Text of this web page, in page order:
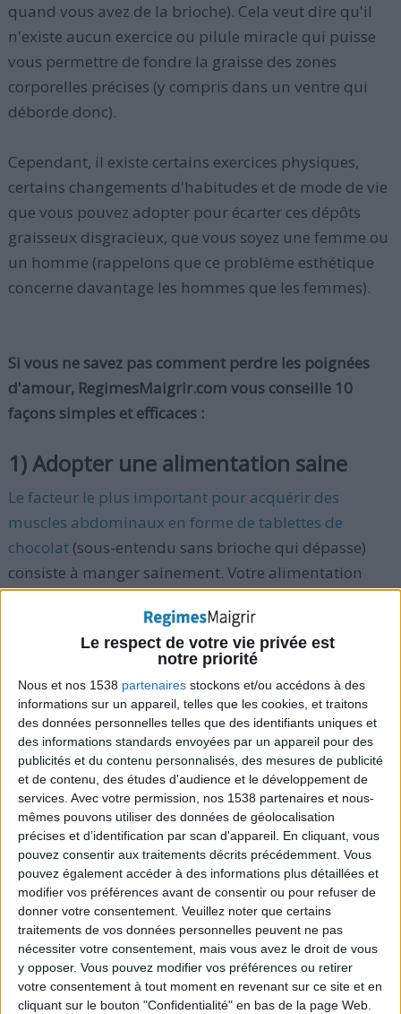
Le respect de votre vie privée est
notre priorité
Nous et nos 1538 partenaires stockons et/ou accédons à des
informations sur un appareil, telles que les cookies, et traitons
des données personnelles telles que des identifiants uniques et
des informations standards envoyées par un appareil pour des
publicités et du contenu personnalisés, des mesures de publicité
et de contenu, des études d'audience et le développement de
services. Avec votre permission, nos 1538 partenaires et nous-
mêmes pouvons utiliser des données de géolocalisation
précises et d’identification par scan d'appareil. En cliquant, vous
pouvez consentir aux traitements décrits précédemment. Vous
pouvez également accéder à des informations plus détaillées et
modifier vos préférences avant de consentir ou pour refuser de
donner votre consentement. Veuillez noter que certains
traitements de vos données personnelles peuvent ne pas
nécessiter votre consentement, mais vous avez le droit de vous
y opposer. Vous pouvez modifier vos préférences ou retirer
votre consentement à tout moment en revenant sur ce site et en
cliquant sur le bouton "Confidentialité" en bas de la page Web.
quand vous avez de la brioche). Cela veut dire qu'il
n'existe aucun exercice ou pilule miracle qui puisse
vous permettre de fondre la graisse des zones
corporelles précises (y compris dans un ventre qui
déborde donc).
Cependant, il existe certains exercices physiques,
certains changements d'habitudes et de mode de vie
que vous pouvez adopter pour écarter ces dépôts
graisseux disgracieux, que vous soyez une femme ou
un homme (rappelons que ce problème esthétique
concerne davantage les hommes que les femmes).
Si vous ne savez pas comment perdre les poignées
d'amour, RegimesMaigrir.com vous conseille 10
façons simples et efficaces :
1) Adopter une alimentation saine
Le facteur le plus important pour acquérir des
muscles abdominaux en forme de tablettes de
chocolat(sous-entendu sans brioche qui dépasse)
consiste à manger sainement. Votre alimentation
sera à 90% la base de votre succès quand il s'agit de
combattre une brioche peu esthétique. Si votre
régime alimentaire n'est pas en place, alors il n'y a
rien que vous puissiez faire pour réussir dans votre
combat contre ces dépôts de graisse.
Voici quelques façons pour vous aider à perdre
partiellement vos poignées d'amour :
Buvez au moins 3 litres d'eau par jour pendant la
période où vous voulez lutter contre votre ventre
qui déborde (voir aussi le point n°6 plus bas),
Mangez 5 portions de fruits et de légumes
quotidiennement(notamment les légumes verts,
qui apportent beaucoup de fibres),
Limitez les aliments frits et les fromages,
Arrêtez de grignoter toute la journée(débarrassez
votre maison de tout grignotage),